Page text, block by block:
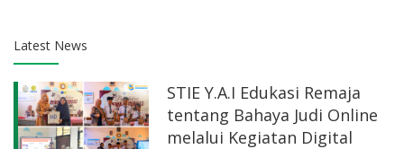
Latest News
STIE Y.A.I Edukasi Remaja
tentang Bahaya Judi Online
melalui Kegiatan Digital